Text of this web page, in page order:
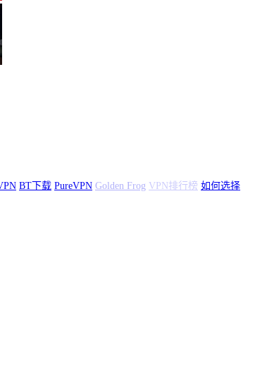
PureVPN Golden Frog VPN排行榜 如何选择